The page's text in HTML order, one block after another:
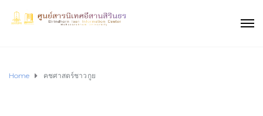
Home คชศาสตร์ชาวกูย